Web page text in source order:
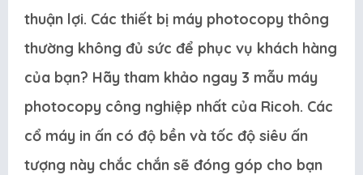
thuận lợi. Các thiết bị máy photocopy thông
thường không đủ sức để phục vụ khách hàng
của bạn? Hãy tham khảo ngay 3 mẫu máy
photocopy công nghiệp nhất của Ricoh. Các
cổ máy in ấn có độ bền và tốc độ siêu ấn
tượng này chắc chắn sẽ đóng góp cho bạn